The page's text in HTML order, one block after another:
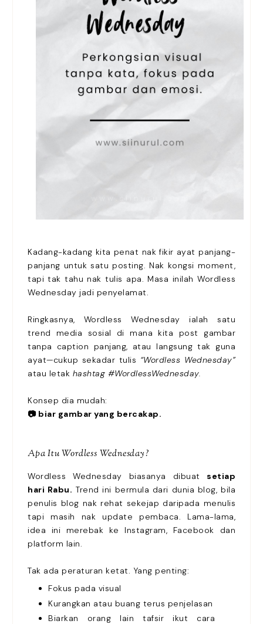
Kadang-kadang kita penat nak fikir ayat panjang-
panjang untuk satu posting. Nak kongsi moment,
tapi tak tahu nak tulis apa. Masa inilah Wordless
Wednesday jadi penyelamat.
Ringkasnya, Wordless Wednesday ialah satu
trend media sosial di mana kita post gambar
tanpa caption panjang, atau langsung tak guna
ayat—cukup sekadar tulis “Wordless Wednesday”
atau letak hashtag #WordlessWednesday.
Konsep dia mudah:
📷 biar gambar yang bercakap.
Apa Itu Wordless Wednesday?
Wordless Wednesday biasanya dibuat
setiap
hari Rabu. Trend ini bermula dari dunia blog, bila
penulis blog nak rehat sekejap daripada menulis
tapi masih nak update pembaca. Lama-lama,
idea ini merebak ke Instagram, Facebook dan
platform lain.
Tak ada peraturan ketat. Yang penting:
Fokus pada visual
Kurangkan atau buang terus penjelasan
Biarkan orang lain tafsir ikut cara